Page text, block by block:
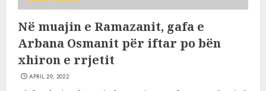
Në muajin e Ramazanit, gafa e
Arbana Osmanit për iftar po bën
xhiron e rrjetit
APRIL 29, 2022